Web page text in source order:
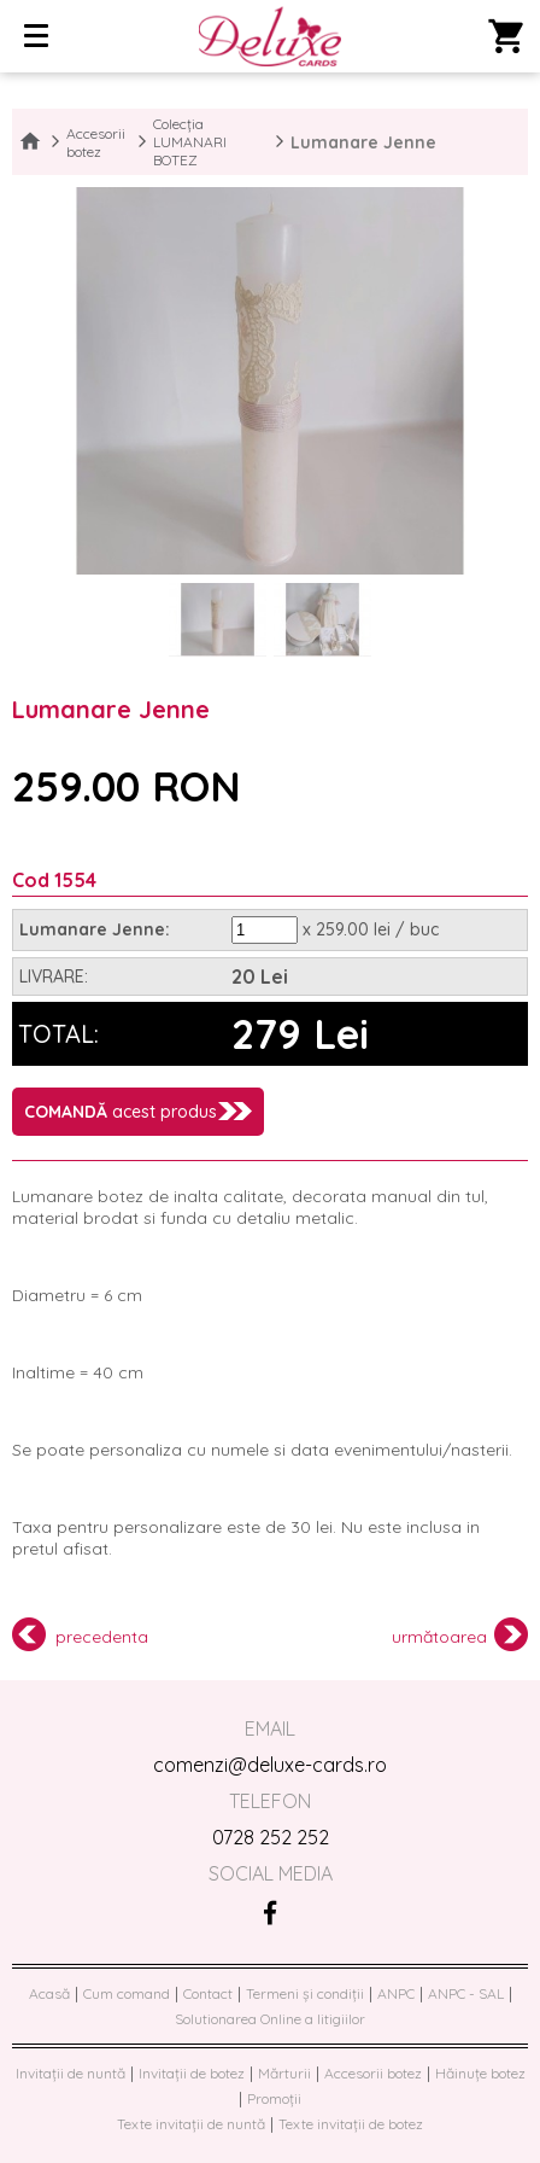
shopping_cart
Accesorii
botez
Colecția
LUMANARI
BOTEZ
Lumanare Jenne
Lumanare Jenne
259.00 RON
Cod 1554
Lumanare Jenne: x 259.00 lei / buc
LIVRARE: 20 Lei
TOTAL: 279 Lei
COMANDĂ acest produs
Lumanare botez de inalta calitate, decorata manual din tul,
material brodat si funda cu detaliu metalic.
Diametru = 6 cm
Inaltime = 40 cm
Se poate personaliza cu numele si data evenimentului/nasterii.
Taxa pentru personalizare este de 30 lei. Nu este inclusa in
pretul afisat.
precedenta următoarea
EMAIL
comenzi@deluxe-cards.ro
TELEFON
0728 252 252
SOCIAL MEDIA
Acasă | Cum comand | Contact | Termeni și condiții | ANPC | ANPC - SAL |
Solutionarea Online a litigiilor
Invitații de nuntă | Invitații de botez | Mărturii | Accesorii botez | Hăinuțe botez
| Promoții
Texte invitații de nuntă | Texte invitații de botez